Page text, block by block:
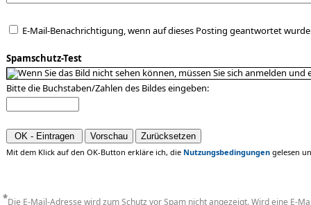
E-Mail-Benachrichtigung, wenn auf dieses Posting geantwortet wurde
Spamschutz-Test
Bitte die Buchstaben/Zahlen des Bildes eingeben:
Mit dem Klick auf den OK-Button erkläre ich, die Nutzungsbedingungen gelesen
*Die E-Mail-Adresse wird zum Schutz vor Spam nicht angezeigt. Wird eine E-